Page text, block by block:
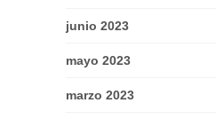
junio 2023
mayo 2023
marzo 2023